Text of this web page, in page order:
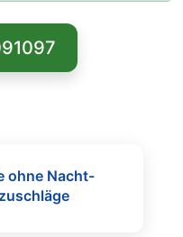
ohne Nacht-